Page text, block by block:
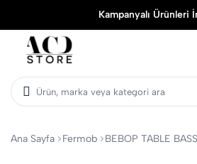
Kampanyalı Ürünleri
Ürün, marka veya kategori ara
Ana Sayfa Fermob BEBOP TABLE